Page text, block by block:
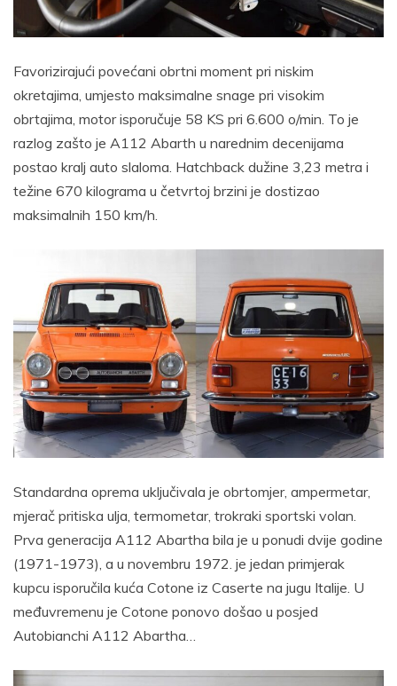
Favorizirajući povećani obrtni moment pri niskim
okretajima, umjesto maksimalne snage pri visokim
obrtajima, motor isporučuje 58 KS pri 6.600 o/min. To je
razlog zašto je A112 Abarth u narednim decenijama
postao kralj auto slaloma. Hatchback dužine 3,23 metra i
težine 670 kilograma u četvrtoj brzini je dostizao
maksimalnih 150 km/h.
Standardna oprema uključivala je obrtomjer, ampermetar,
mjerač pritiska ulja, termometar, trokraki sportski volan.
Prva generacija A112 Abartha bila je u ponudi dvije godine
(1971-1973), a u novembru 1972. je jedan primjerak
kupcu isporučila kuća Cotone iz Caserte na jugu Italije. U
međuvremenu je Cotone ponovo došao u posjed
Autobianchi A112 Abartha…